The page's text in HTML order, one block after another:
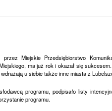
Miejskie Przedsiębiorstwo
ma już rok i okazał się
u siebie także inne miasta z
programu, podpisało listy
programu.